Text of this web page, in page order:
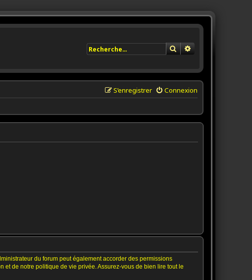
RechercherRecherche avancée
Connexion
S’enregistrer
du forum peut également accorder des permissions
et de notre politique de vie privée. Assurez-vous de bien lire tout le